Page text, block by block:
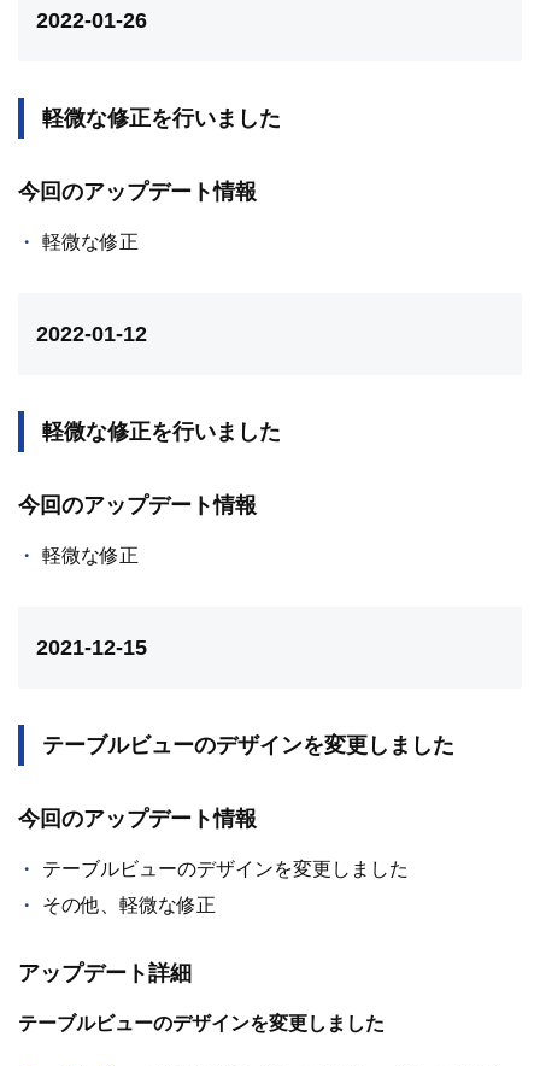
2022-01-26
軽微な修正を行いました
今回のアップデート情報
軽微な修正
2022-01-12
軽微な修正を行いました
今回のアップデート情報
軽微な修正
2021-12-15
テーブルビューのデザインを変更しました
今回のアップデート情報
テーブルビューのデザインを変更しました
その他、軽微な修正
アップデート詳細
テーブルビューのデザインを変更しました